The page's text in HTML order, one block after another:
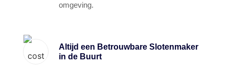
omgeving.
Altijd een Betrouwbare Slotenmaker
in de Buurt